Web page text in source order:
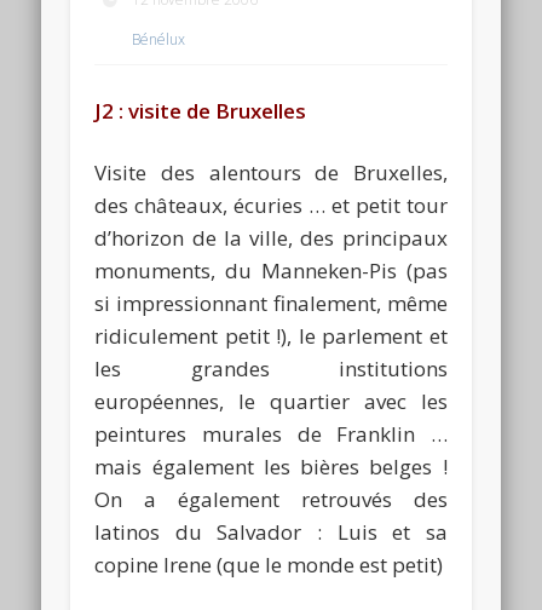
Bénélux
J2 : visite de Bruxelles
Visite des alentours de Bruxelles,
des châteaux, écuries … et petit tour
d’horizon de la ville, des principaux
monuments, du Manneken-Pis (pas
si impressionnant finalement, même
ridiculement petit !), le parlement et
les grandes institutions
européennes, le quartier avec les
peintures murales de Franklin …
mais également les bières belges !
On a également retrouvés des
latinos du Salvador : Luis et sa
copine Irene (que le monde est petit)